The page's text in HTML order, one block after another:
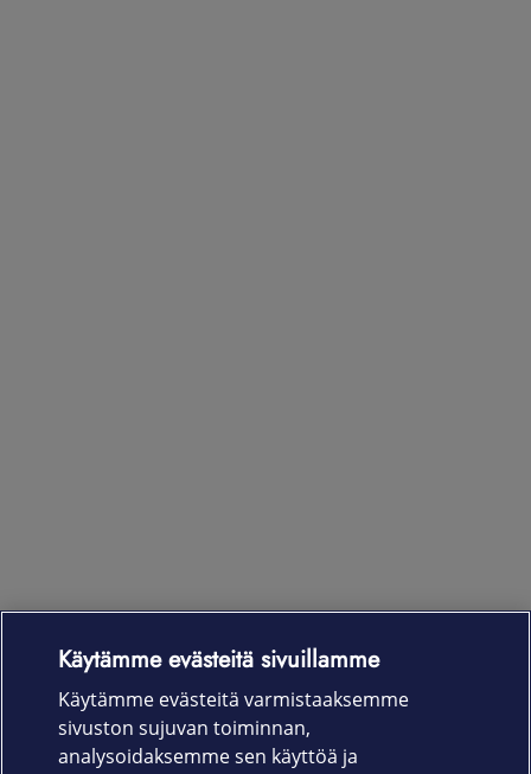
Laitteet & liittymät
Palvelut
Käytämme evästeitä sivuillamme
Käytämme evästeitä varmistaaksemme
sivuston sujuvan toiminnan,
analysoidaksemme sen käyttöä ja